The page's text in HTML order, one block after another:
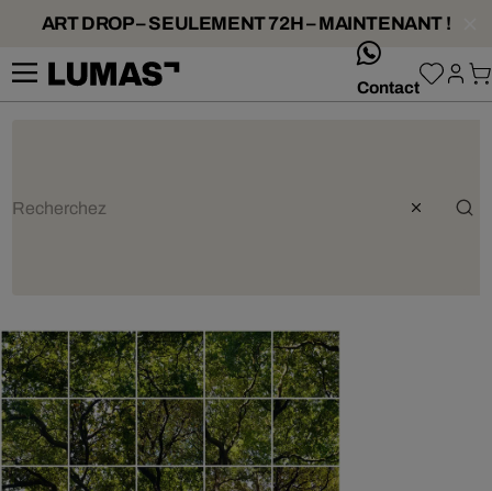
ART DROP – SEULEMENT 72H – MAINTENANT !
Contact